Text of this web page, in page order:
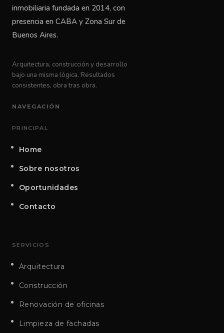
inmobiliaria fundada en 2014, con
presencia en CABA y Zona Sur de
Buenos Aires.
Arquitectura, construcción y desarrollo
bajo una misma lógica. Resultados
consistentes, obra tras obra.
NAVEGACIÓN
PRINCIPAL
Home
Sobre nosotros
Oportunidades
Contacto
SERVICIOS
Arquitectura
Construcción
Renovación de oficinas
Limpieza de fachadas